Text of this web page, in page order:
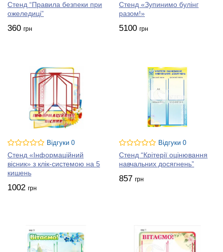
Стенд “Правила безпеки при
ожеледиці”
360 грн
Стенд «Зупинимо булінг
разом!»
5100 грн
Відгуки 0
Стенд «Інформаційний
вісник» з клік-системою на 5
кишень
1002 грн
Відгуки 0
Стенд “Крітерії оцінювання
навчальних досягнень”
857 грн